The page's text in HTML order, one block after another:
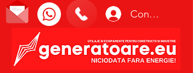
Conectează-te